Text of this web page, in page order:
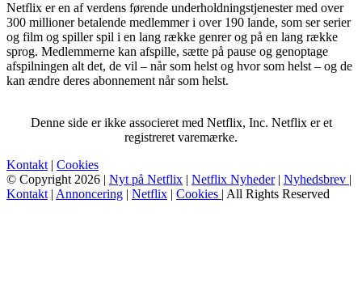
Netflix er en af verdens førende underholdningstjenester med over
300 millioner betalende medlemmer i over 190 lande, som ser serier
og film og spiller spil i en lang række genrer og på en lang række
sprog. Medlemmerne kan afspille, sætte på pause og genoptage
afspilningen alt det, de vil – når som helst og hvor som helst – og de
kan ændre deres abonnement når som helst.
Denne side er ikke associeret med Netflix, Inc. Netflix er et
registreret varemærke.
Kontakt | Cookies
© Copyright 2026 | Nyt på Netflix | Netflix Nyheder| Nyhedsbrev |
Kontakt | Annoncering | Netflix | Cookies | All Rights Reserved